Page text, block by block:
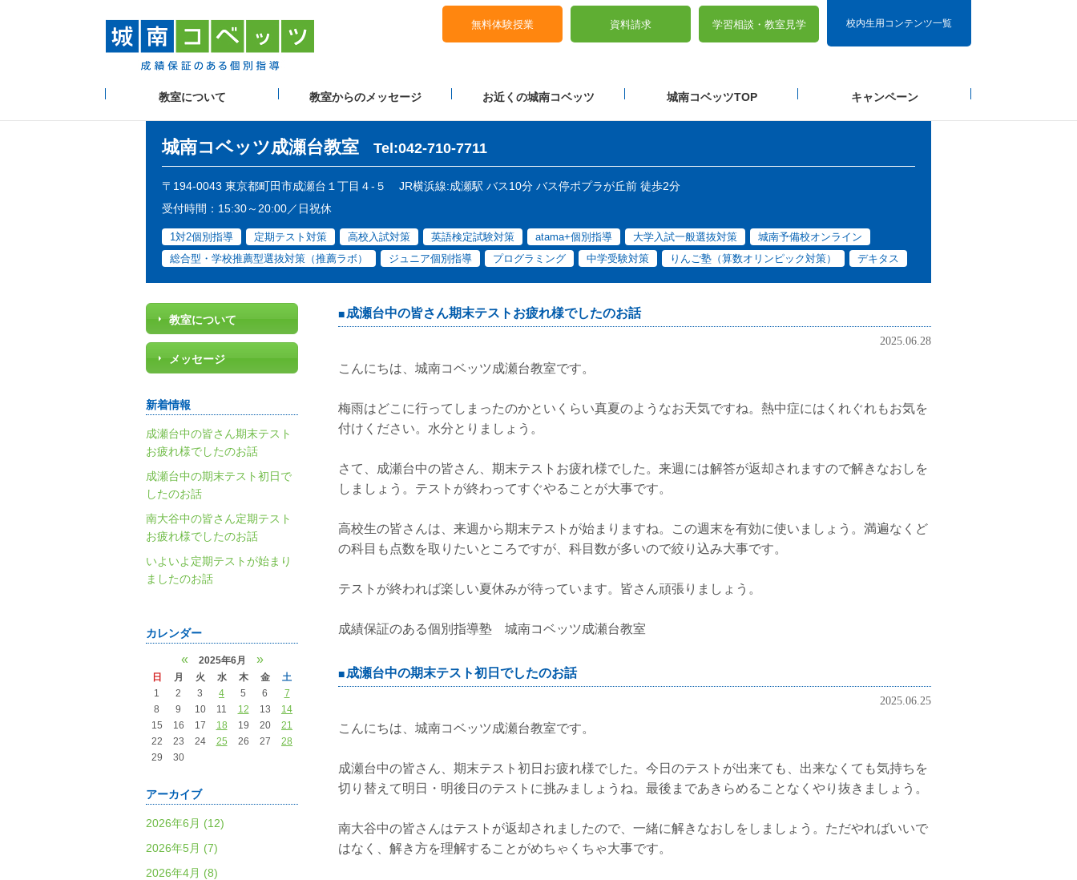
校内生用コンテンツ一覧
無料体験授業 資料請求 学習相談・ 教室見学
教室について 教室からのメッセージ お近くの城南コベッツ 城南コベッツTOP キャンペーン
城南コベッツ成瀬台教室 Tel:042-710-7711
〒194-0043 東京都町田市成瀬台１丁目４-５
JR横浜線:成瀬駅 バス10分 バス停ポプラが丘前 徒歩2分
受付時間：15:30～20:00／日祝休
1対2個別指導 定期テスト対策 高校入試対策 英語検定試験対策 atama+個別指導 大学入試一般選抜対策
城南予備校オンライン
総合型・学校推薦型選抜対策（推薦ラボ）
ジュニア個別指導 プログラミング 中学受験対策 りんご塾（算数オリンピック対策） デキタス
成瀬台中の皆さん期末テストお疲れ様でしたのお話
2025.06.28
こんにちは、城南コベッツ成瀬台教室です。
梅雨はどこに行ってしまったのかといくらい真夏のようなお天気ですね。熱中症にはくれぐれもお気を
付けください。水分とりましょう。
さて、成瀬台中の皆さん、期末テストお疲れ様でした。来週には解答が返却されますので解きなおしを
しましょう。テストが終わってすぐやることが大事です。
高校生の皆さんは、来週から期末テストが始まりますね。この週末を有効に使いましょう。満遍なくど
の科目も点数を取りたいところですが、科目数が多いので絞り込み大事です。
テストが終われば楽しい夏休みが待っています。皆さん頑張りましょう。
成績保証のある個別指導塾 城南コベッツ成瀬台教室
成瀬台中の期末テスト初日でしたのお話
2025.06.25
こんにちは、城南コベッツ成瀬台教室です。
成瀬台中の皆さん、期末テスト初日お疲れ様でした。今日のテストが出来ても、出来なくても気持ちを
切り替えて明日・明後日のテストに挑みましょうね。最後まであきらめることなくやり抜きましょう。
南大谷中の皆さんはテストが返却されましたので、一緒に解きなおしをしましょう。ただやればいいで
はなく、解き方を理解することがめちゃくちゃ大事です。
教室について
メッセージ
新着情報
成瀬台中の皆さん期末テスト
お疲れ様でしたのお話
成瀬台中の期末テスト初日で
したのお話
南大谷中の皆さん定期テスト
お疲れ様でしたのお話
いよいよ定期テストが始まり
ましたのお話
カレンダー
« 2025年6月 »
日 月 火 水 木 金
土
1
2 3 4 5 6
7
8
9 10 11 12 13
14
15
16 17 18 19 20
21
22
23 24 25 26 27
28
29
30
アーカイブ
2026年6月 (12)
2026年5月 (7)
2026年4月 (8)